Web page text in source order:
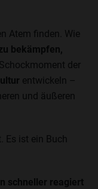
Atem finden. Wie
bekämpfen,
der
entwickeln –
und äußeren
Es ist ein Buch
schneller reagiert